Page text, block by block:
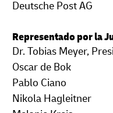
Deutsche Post AG
Representado por la
Dr. Tobias Meyer,
Oscar de Bok
Pablo Ciano
Nikola Hagleitner